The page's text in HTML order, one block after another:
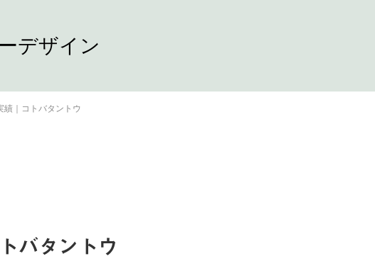
デザイン
績｜コトバタントウ
バタントウ